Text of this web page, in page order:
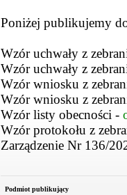
Poniżej publikujemy
Wzór uchwały z
Wzór uchwały z
Wzór wniosku z
Wzór wniosku z
Wzór listy obecności -
Wzór protokołu z
Zarządzenie Nr 136/
Podmiot publikujący